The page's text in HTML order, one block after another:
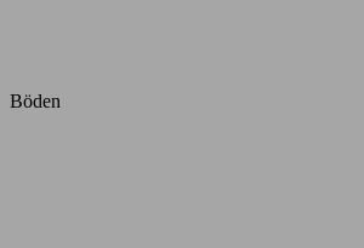
Böden